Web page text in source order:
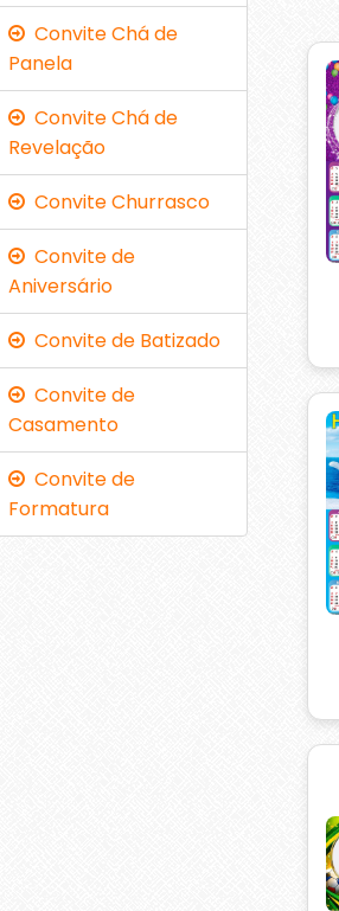
Convite Chá de
Panela
Convite Chá de
Revelação
Convite Churrasco
Convite de
Aniversário
Convite de Batizado
Convite de
Casamento
Convite de
Formatura